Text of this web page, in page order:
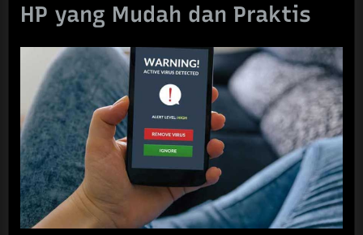
HP yang Mudah dan Praktis